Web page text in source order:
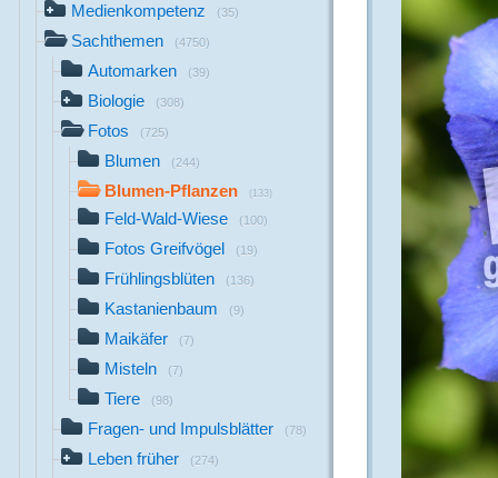
Medienkompetenz (35)
Sachthemen (4750)
Automarken (39)
Biologie (308)
Fotos (725)
Blumen (244)
Blumen-Pflanzen (133)
Feld-Wald-Wiese (100)
Fotos Greifvögel (19)
Frühlingsblüten (136)
Kastanienbaum (9)
Maikäfer (7)
Misteln (7)
Tiere (98)
Fragen- und Impulsblätter (78)
Leben früher (274)